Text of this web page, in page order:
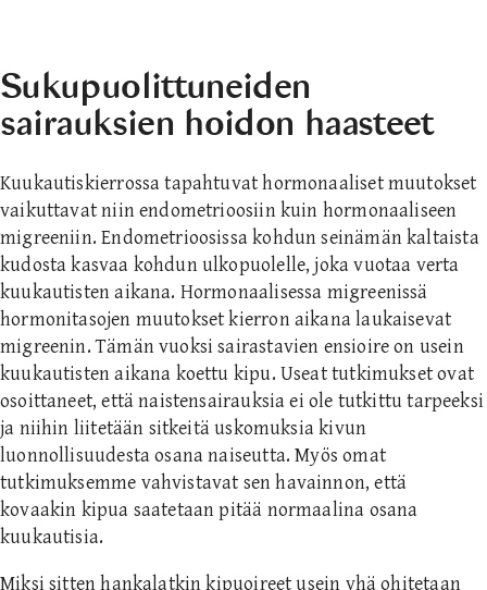
Sukupuolittuneiden
sairauksien hoidon haasteet
Kuukautiskierrossa tapahtuvat hormonaaliset muutokset
vaikuttavat niin endometrioosiin kuin hormonaaliseen
migreeniin. Endometrioosissa kohdun seinämän kaltaista
kudosta kasvaa kohdun ulkopuolelle, joka vuotaa verta
kuukautisten aikana. Hormonaalisessa migreenissä
hormonitasojen muutokset kierron aikana laukaisevat
migreenin. Tämän vuoksi sairastavien ensioire on usein
kuukautisten aikana koettu kipu. Useat tutkimukset ovat
osoittaneet, että naistensairauksia ei ole tutkittu tarpeeksi
ja niihin liitetään sitkeitä uskomuksia kivun
luonnollisuudesta osana naiseutta. Myös omat
tutkimuksemme vahvistavat sen havainnon, että
kovaakin kipua saatetaan pitää normaalina osana
kuukautisia.
Miksi sitten hankalatkin kipuoireet usein yhä ohitetaan